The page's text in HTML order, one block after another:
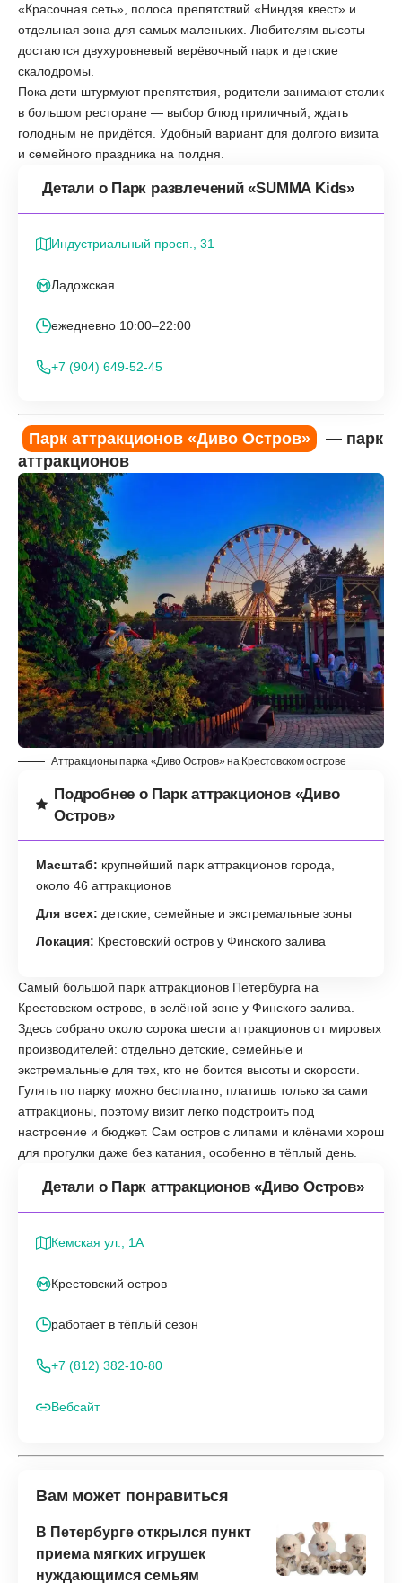
«Красочная сеть», полоса препятствий «Ниндзя квест» и
отдельная зона для самых маленьких. Любителям высоты
достаются двухуровневый верёвочный парк и детские
скалодромы.
Пока дети штурмуют препятствия, родители занимают столик
в большом ресторане — выбор блюд приличный, ждать
голодным не придётся. Удобный вариант для долгого визита
и семейного праздника на полдня.
Детали о Парк развлечений «SUMMA Kids»
Индустриальный просп., 31
Ладожская
ежедневно 10:00–22:00
+7 (904) 649-52-45
Парк аттракционов «Диво Остров»
— парк
аттракционов
Аттракционы парка «Диво Остров» на Крестовском острове
Подробнее о Парк аттракционов «Диво
Остров»
Масштаб: крупнейший парк аттракционов города,
около 46 аттракционов
Для всех: детские, семейные и экстремальные зоны
Локация: Крестовский остров у Финского залива
Самый большой парк аттракционов Петербурга на
Крестовском острове, в зелёной зоне у Финского залива.
Здесь собрано около сорока шести аттракционов от мировых
производителей: отдельно детские, семейные и
экстремальные для тех, кто не боится высоты и скорости.
Гулять по парку можно бесплатно, платишь только за сами
аттракционы, поэтому визит легко подстроить под
настроение и бюджет. Сам остров с липами и клёнами хорош
для прогулки даже без катания, особенно в тёплый день.
Детали о Парк аттракционов «Диво Остров»
Кемская ул., 1А
Крестовский остров
работает в тёплый сезон
+7 (812) 382-10-80
Вебсайт
Вам может понравиться
В Петербурге открылся пункт
приема мягких игрушек
нуждающимся семьям